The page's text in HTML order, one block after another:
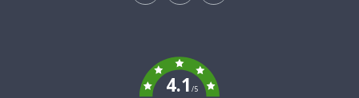
4.1/5